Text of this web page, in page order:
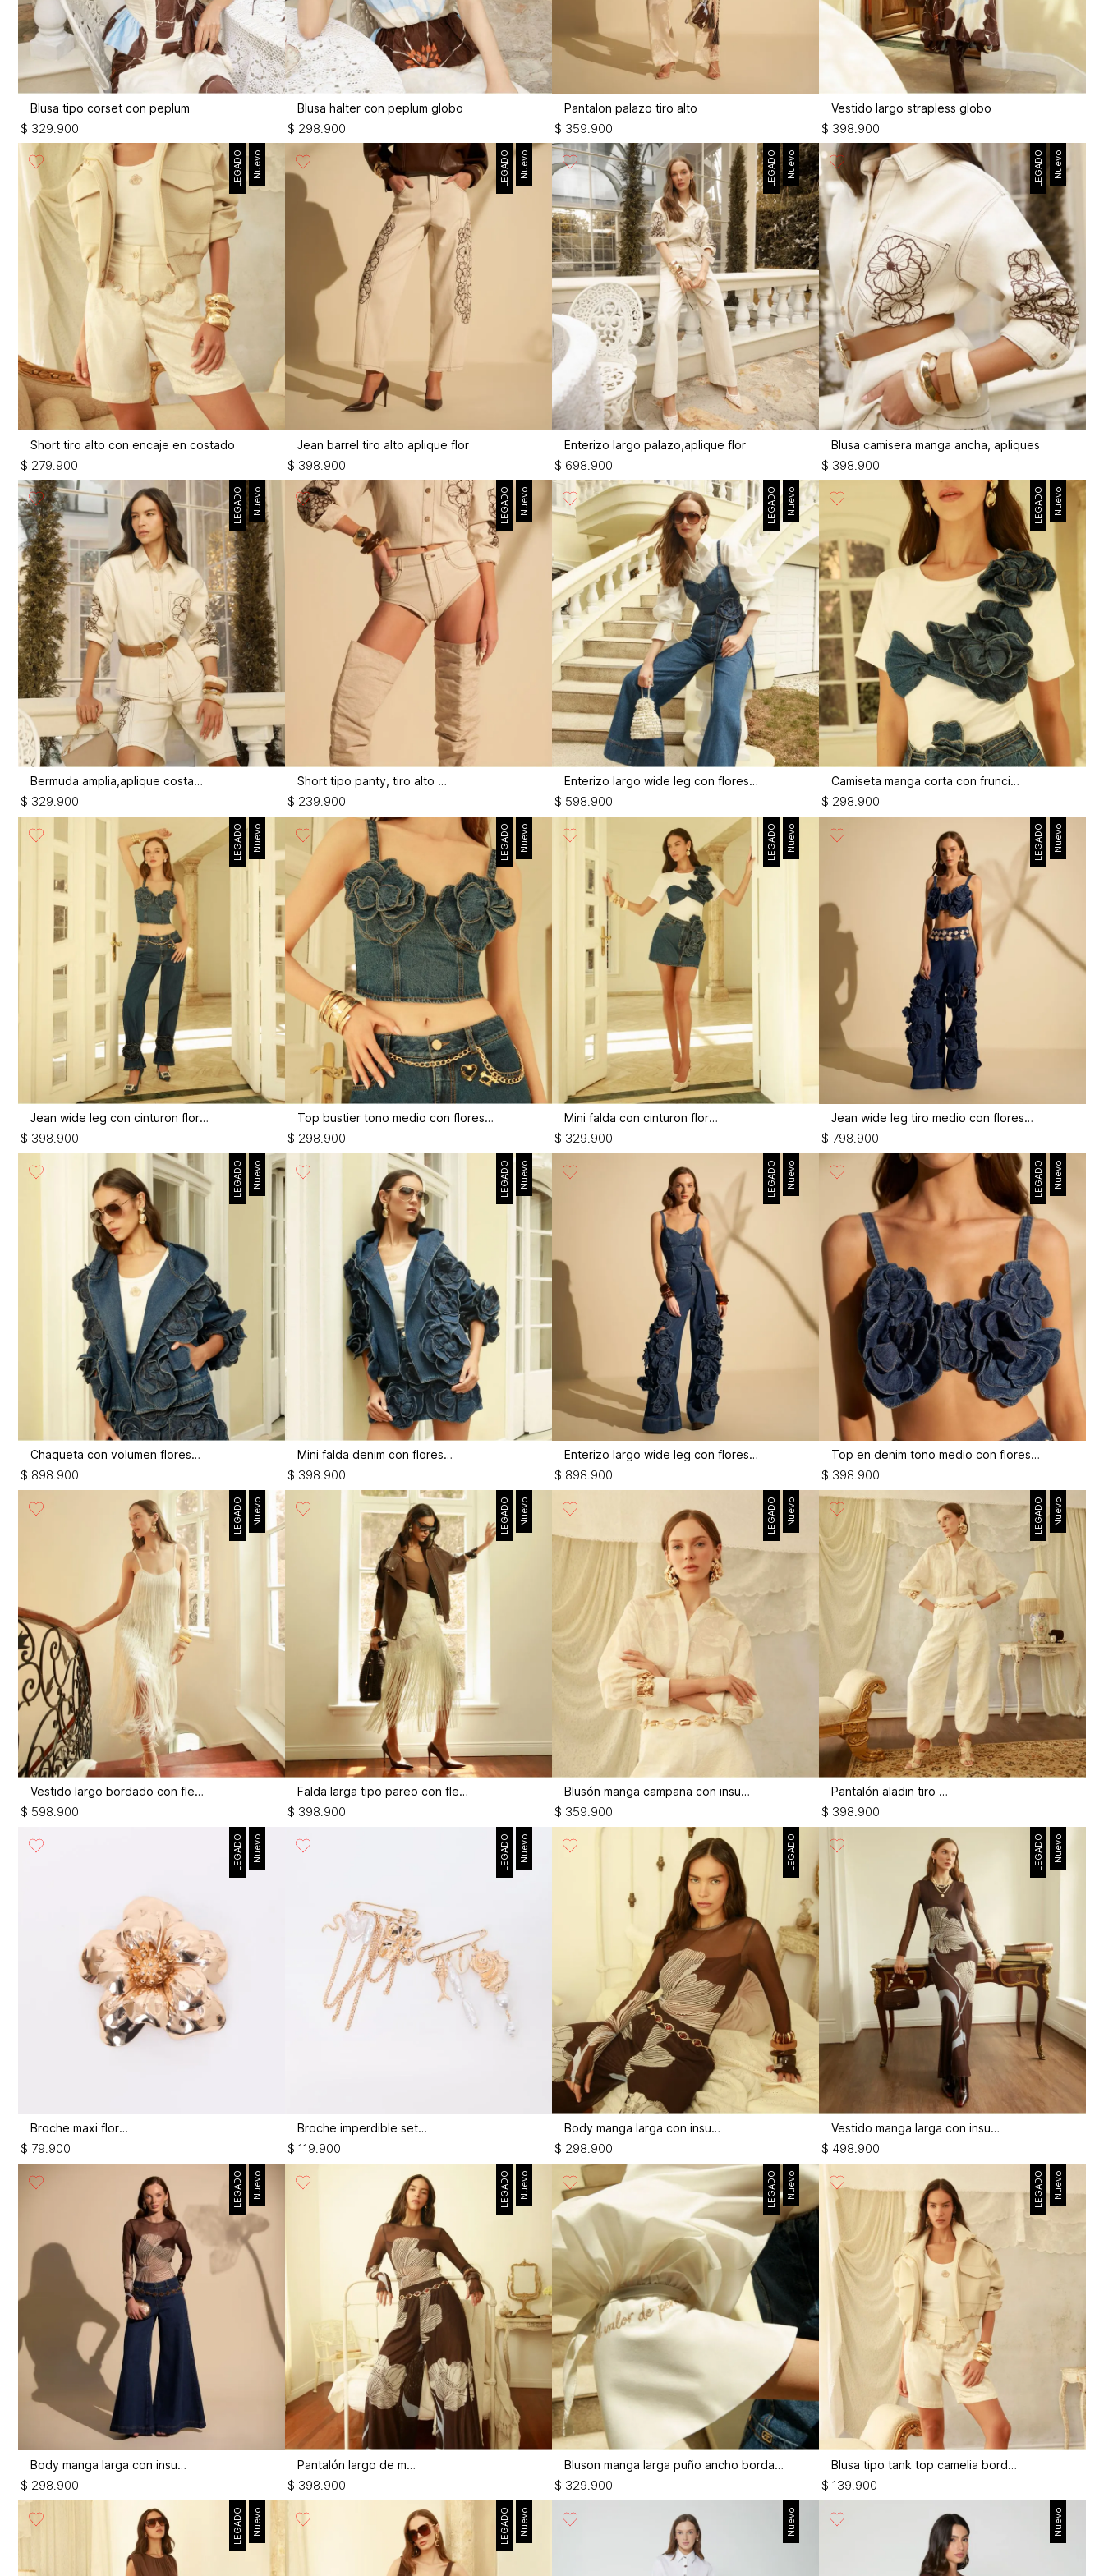
Blusa tipo corset con peplum
$ 329 900
Blusa halter con peplum globo
$ 298 900
Pantalon palazo tiro alto
$ 359 900
Vestido largo strapless globo
$ 398 900
Nuevo
LEGADO
Short tiro alto con encaje en costado
$ 279 900
Nuevo
LEGADO
Jean barrel tiro alto aplique flor
$ 398 900
Nuevo
LEGADO
Enterizo largo palazo,aplique flor
$ 698 900
Nuevo
LEGADO
Blusa camisera manga ancha, apliques
$ 398 900
Nuevo
LEGADO
Bermuda amplia,aplique costados
$ 329.900
Nuevo
LEGADO
Short tipo panty, tiro alto alto
$ 239.900
Nuevo
LEGADO
Enterizo largo wide leg con flores 3d
$ 598.900
Nuevo
LEGADO
Camiseta manga corta con fruncido
$ 298.900
Nuevo
LEGADO
Jean wide leg con cinturon flor 3d
$ 398.900
Nuevo
LEGADO
Top bustier tono medio con flores 3d
$ 298.900
Nuevo
LEGADO
Mini falda con cinturon flor 3d
$ 329.900
Nuevo
LEGADO
Jean wide leg tiro medio con flores 3d
$ 798.900
Nuevo
LEGADO
Chaqueta con volumen flores 3d
$ 898.900
Nuevo
LEGADO
Mini falda denim con flores 3d
$ 398.900
Nuevo
LEGADO
Enterizo largo wide leg con flores 3d
$ 898.900
Nuevo
LEGADO
Top en denim tono medio con flores 3d
$ 398.900
Nuevo
LEGADO
Vestido largo bordado con flecos
$ 598.900
Nuevo
LEGADO
Falda larga tipo pareo con flecos
$ 398.900
Nuevo
LEGADO
Blusón manga campana con insumo
$ 359.900
Nuevo
LEGADO
Pantalón aladin tiro alto
$ 398.900
Nuevo
LEGADO
Broche maxi flor 3d
$ 79.900
Nuevo
LEGADO
Broche imperdible set x2
$ 119.900
LEGADO
Body manga larga con insumos
$ 298.900
Nuevo
LEGADO
Vestido manga larga con insumos
$ 498.900
Nuevo
LEGADO
Body manga larga con insumos
$ 298.900
Nuevo
LEGADO
Pantalón largo de mesh
$ 398.900
Nuevo
LEGADO
Bluson manga larga puño ancho bordado
$ 329.900
Nuevo
LEGADO
Blusa tipo tank top camelia bordada
$ 139.900
Nuevo
LEGADO Nuevo
LEGADO Nuevo Nuevo